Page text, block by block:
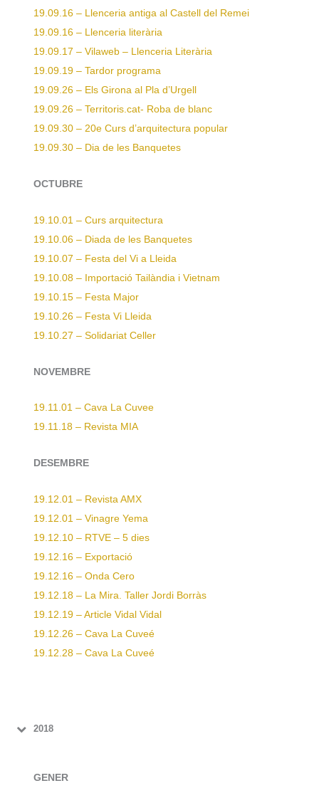
19.09.16 – Llenceria antiga al Castell del Remei
19.09.16 – Llenceria literària
19.09.17 – Vilaweb – Llenceria Literària
19.09.19 – Tardor programa
19.09.26 – Els Girona al Pla d’Urgell
19.09.26 – Territoris.cat- Roba de blanc
19.09.30 – 20e Curs d’arquitectura popular
19.09.30 – Dia de les Banquetes
OCTUBRE
19.10.01 – Curs arquitectura
19.10.06 – Diada de les Banquetes
19.10.07 – Festa del Vi a Lleida
19.10.08 – Importació Tailàndia i Vietnam
19.10.15 – Festa Major
19.10.26 – Festa Vi Lleida
19.10.27 – Solidariat Celler
NOVEMBRE
19.11.01 – Cava La Cuvee
19.11.18 – Revista MIA
DESEMBRE
19.12.01 – Revista AMX
19.12.01 – Vinagre Yema
19.12.10 – RTVE – 5 dies
19.12.16 – Exportació
19.12.16 – Onda Cero
19.12.18 – La Mira. Taller Jordi Borràs
19.12.19 – Article Vidal Vidal
19.12.26 – Cava La Cuveé
19.12.28 – Cava La Cuveé
2018
GENER